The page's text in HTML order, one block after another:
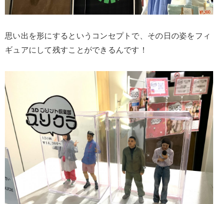
思い出を形にするというコンセプトで、その日の姿をフィ
ギュアにして残すことができるんです！